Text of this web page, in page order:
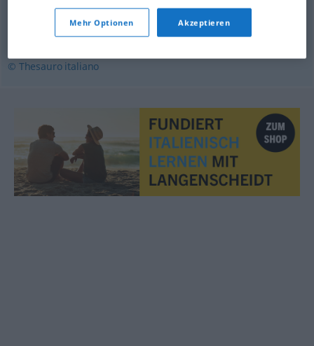
avvolgimento,flessione,giravolta,giro,spirale,
© Thesauro italiano
Mehr Optionen Akzeptieren